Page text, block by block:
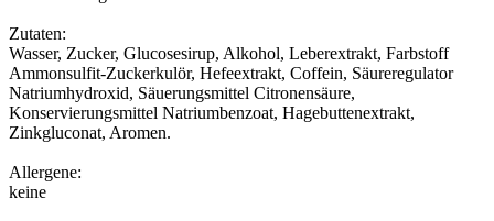
Zutaten:
Wasser, Zucker, Glucosesirup, Alkohol, Leberextrakt, Farbstoff
Ammonsulfit-Zuckerkulör, Hefeextrakt, Coffein, Säureregulator
Natriumhydroxid, Säuerungsmittel Citronensäure,
Konservierungsmittel Natriumbenzoat, Hagebuttenextrakt,
Zinkgluconat, Aromen.
Allergene:
keine